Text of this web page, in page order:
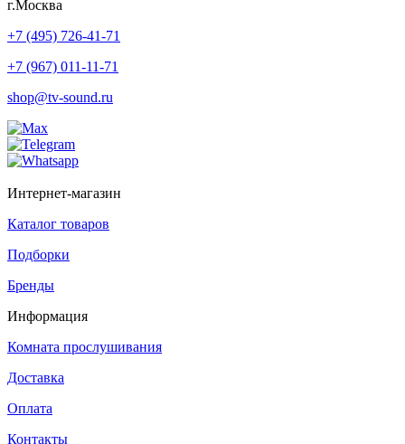
г.Москва
+7 (495) 726-41-71
+7 (967) 011-11-71
shop@tv-sound.ru
Интернет-магазин
Каталог товаров
Подборки
Бренды
Информация
Комната прослушивания
Доставка
Оплата
Контакты